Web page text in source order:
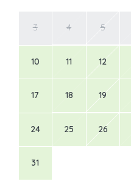
3 4 5
10 11 12
17 18 19
24 25 26
31